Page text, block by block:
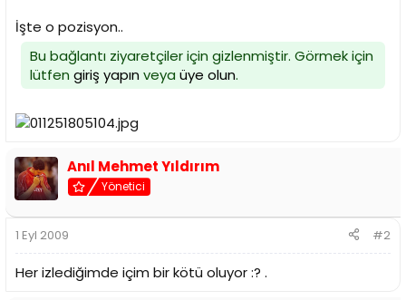
İşte o pozisyon..
Bu bağlantı ziyaretçiler için gizlenmiştir. Görmek için
lütfen giriş yapınveya üye olun.
Anıl Mehmet Yıldırım
Yönetici
1 Eyl 2009 #2
Her izlediğimde içim bir kötü oluyor :? .